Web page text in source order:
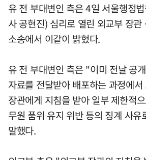
유 전 부대변인 측은 4일 서울행정
사 공현진) 심리로 열린 외교부 장
소송에서 이같이 밝혔다.
유 전 부대변인 측은 "이미 전날 공
자료를 전달받아 배포하는 과정에
장관에게 지침을 받아 일부 제한적
무원 품위 유지 위반 등의 징계 사
말했다.